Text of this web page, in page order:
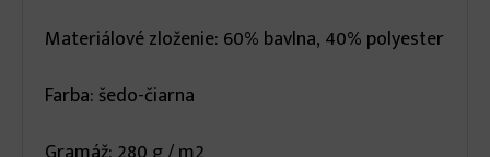
Materiálové zloženie: 60% bavlna, 40% polyester
Farba: šedo-čiarna